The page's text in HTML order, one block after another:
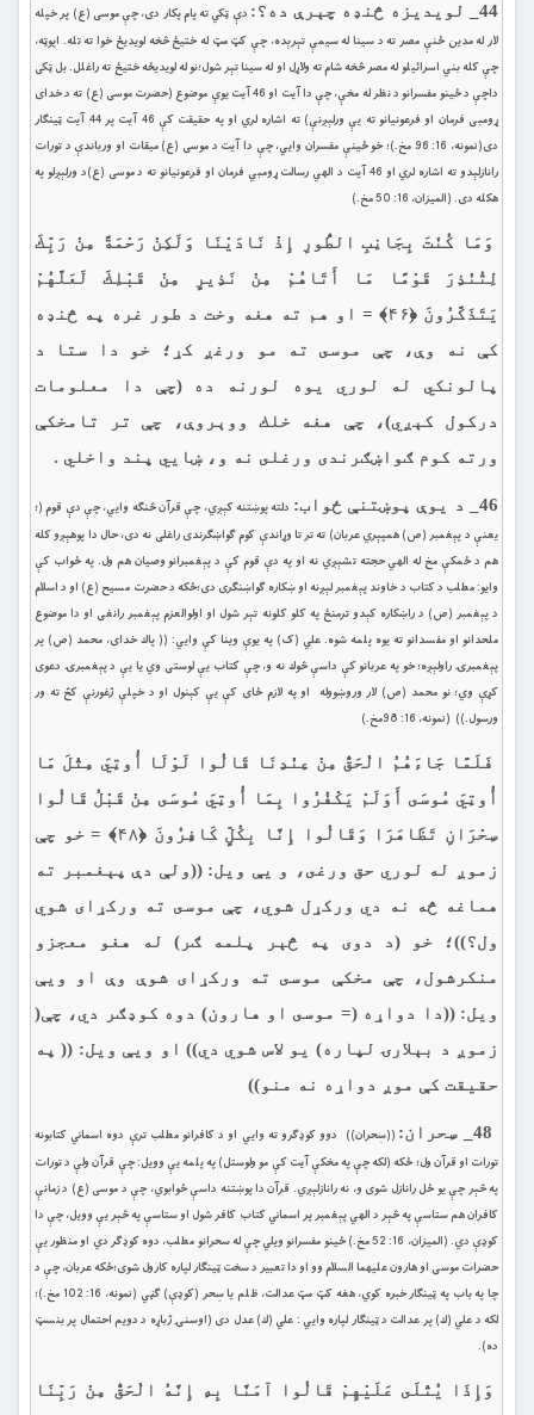
44_ لويديزه څنډه چېرې ده؟:
دې ټكي ته پام پکار دى، چې موسى (ع) پر خپله
لار له مدين ځنې مصر ته د سينا له سيمې تېرېده، چې كټ مټ له ختیځ څخه لويديځ خوا ته تله. اپوټه،
چې كله بني اسرائيلو له مصر څخه شام ته ولاړل او له سينا تېر شول؛نو له لويديځه ختيځ ته راغلل. بل ټكى
داچې د ځينو مفسرانو د نظر له مخې، چې دا آيت او 46 آيت يوې موضوع (حضرت موسى (ع) ته د خداى
ړومبى فرمان او فرعونيانو ته يې ورلېږنې) ته اشاره لري او په حقيقت كې 46 آيت پر 44 آيت ټينګار
دى(نمونه، 16: 96 مخ.)؛ خو ځينې مفسران وايي، چې دا آيت د موسى (ع) میقات او ورباندې د تورات
رانازلېدو ته اشاره لري او 46 آيت د الهي رسالت ړومبي فرمان او فرعونيانو ته د موسى (ع)د ورلېږلو په
هكله دى. (الميزان، 16: 50 مخ.)
وَمَا كُنْتَ بِجَانِبِ الطُّورِ إِذْ نَادَيْنَا وَلَكِنْ رَحْمَةً مِنْ رَبِّكَ
لِتُنْذِرَ قَوْمًا مَا أَتَاهُمْ مِنْ نَذِيرٍ مِنْ قَبْلِكَ لَعَلَّهُمْ
يَتَذَكَّرُونَ ﴿۴۶﴾ = او هم ته هغه وخت د طور غره په څنډه
كې نه وې، چې موسى ته مو ورغږ كړ؛ خو دا ستا د
پالونكي له لوري يوه لورنه ده (چې دا معلومات
دركول كېږي)، چې هغه خلك ووېروې، چې تر تامخكې
ورته كوم ګواښګرندی ورغلى نه و، ښايي پند واخلي .
46_ د يوې پوښتنې ځواب:
دلته پوښتنه كېږي، چې قرآن څنګه وايي، چې دې قوم (؛
يعنې د پېغمبر (ص) همپېري عربان) ته تر تا وړاندې كوم ګواښګرندى راغلى نه دى، حال دا پوهېږو كله
هم د ځمكې مخ له الهي حجته تشېږي نه او په دې قوم كې د پېغمبرانو وصيان هم ول. په ځواب كې
وايو: مطلب د كتاب د خاوند پېغمبر لېږنه او ښکاره ګواښنګرى دى؛ځكه د حضرت مسيح (ع) او د اسلام
د پېغمبر (ص) د راښكاره كېدو ترمنځ په كلو كلونه تېر شول او اولوالعزم پېغمبر رانغى او دا موضوع
ملحدانو او مفسدانو ته يوه پلمه شوه. علي (ک) په يوې وينا كې وايي: (( پاك خداى، محمد (ص) پر
پېغمبرۍ راولېږه؛ خو په عربانو كې داسې څوك نه و، چې كتاب یې لوستى وي يا يې د پېغمبرۍ دعوى
كړې وي؛ نو محمد (ص) لار وروښووله او په لازم ځاى كې يې كېنول او د خپلې ژغورنې کڅ ته ور
ورسول.)) (نمونه، 16: 98مخ.)
فَلَمَّا جَاءَهُمُ الْحَقُّ مِنْ عِنْدِنَا قَالُوا لَوْلَا أُوتِيَ مِثْلَ مَا
أُوتِيَ مُوسَى أَوَلَمْ يَكْفُرُوا بِمَا أُوتِيَ مُوسَى مِنْ قَبْلُ قَالُوا
سِحْرَانِ تَظَاهَرَا وَقَالُوا إِنَّا بِكُلٍّ كَافِرُونَ ﴿۴۸﴾ = خو چې
زموږ له لوري حق ورغى، و يې ويل: ((ولې دې پېغمبر ته
هماغه څه نه دي وركړل شوي، چې موسى ته وركړاى شوي
ول؟))؛ خو (د دوى په څېر پلمه ګر) له هغو معجزو
منكرشول، چې مخكې موسى ته وركړاى شوې وې او ويې
ويل: ((دا دواړه (= موسى او هارون) دوه كوډګر دي، چې(
زموږ د بېلارۍ لپاره) يو لاس شوي دي)) او ویې ویل: (( په
حقيقت کې موږ دواړه نه منو))
((سِحران)) دوو كوډګرو ته وايي او د كافرانو مطلب ترې دوه اسماني كتابونه
تورات او قرآن ول؛ ځكه (لكه چې په مخكې آيت كې مو ولوستل) په پلمه يې وويل: چې قرآن ولې د تورات
په څېر چې يو ځل رانازل شوى و، نه رانازلېږي. قرآن دا پوښتنه داسې ځوابوي، چې د موسى (ع) د زمانې
كافران هم ستاسې په څېر د الهي پېغمبر پر اسماني كتاب كافر شول او ستاسې په څېر يې وويل، چې دا
كوډې دي. (الميزان، 16: 52 مخ.) ځینو مفسرانو ویلي چې له سحرانو مطلب، دوه کوډګر دي او منظور یې
حضرات موسی او هارون علیهما السلام وو او دا تعبير د سخت ټينګار لپاره كارول شوى؛ځكه عربان، چې د
چا په باب په ټينګار خبره كوي، هغه كټ مټ عدالت، ظلم يا سِحر (كوډې) ګڼي (نمونه، 16: 102 مخ.)؛
لكه د علي (ك) پر عدالت د ټينګار لپاره وايي : علي (ك) عدل دى (اوسنۍ ژباړه د دويم احتمال پر بنسټ
ده).
وَإِذَا يُتْلَى عَلَيْهِمْ قَالُوا آمَنَّا بِهِ إِنَّهُ الْحَقُّ مِنْ رَبِّنَا